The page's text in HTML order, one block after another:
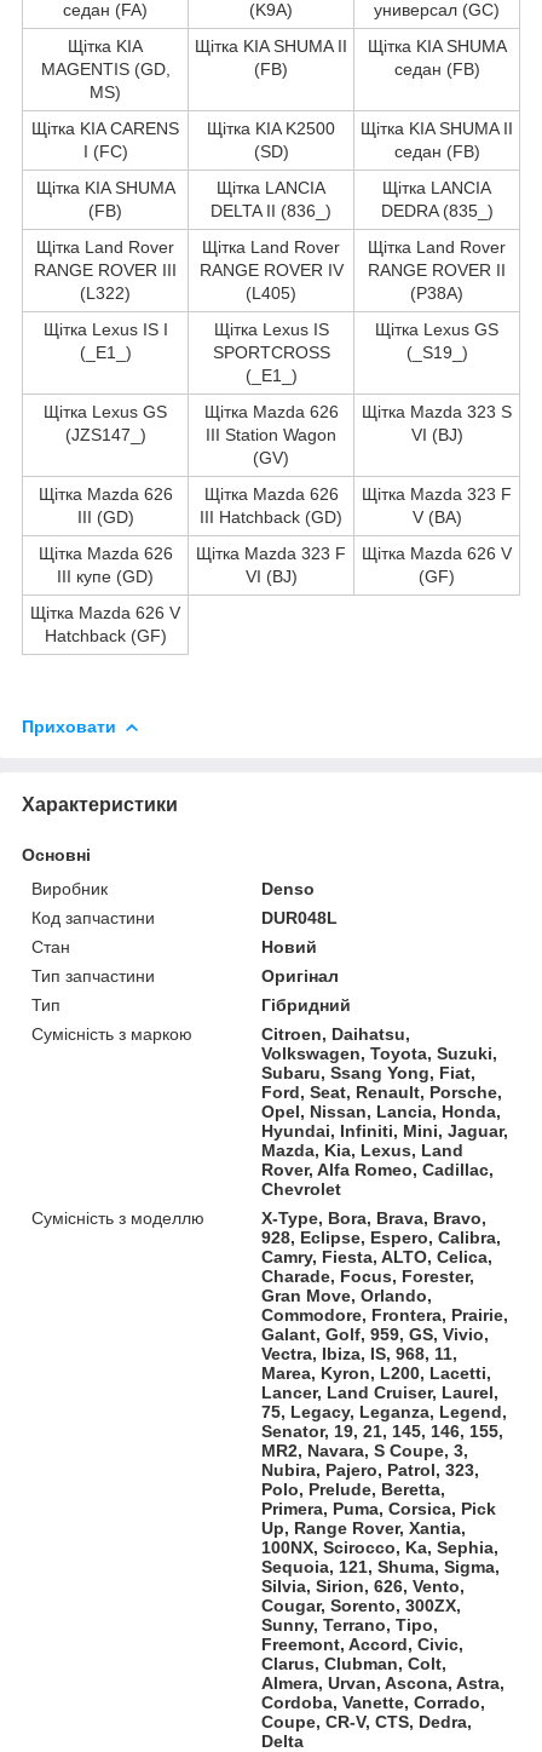
седан (FA) (K9A)
универсал (GC)
Щітка KIA
MAGENTIS (GD,
MS)
Щітка KIA SHUMA II
(FB)
Щітка KIA SHUMA
седан (FB)
Щітка KIA CARENS
I (FC)
Щітка KIA K2500
(SD)
Щітка KIA SHUMA II
седан (FB)
Щітка KIA SHUMA
(FB)
Щітка LANCIA
DELTA II (836_)
Щітка LANCIA
DEDRA (835_)
Щітка Land Rover
RANGE ROVER III
(L322)
Щітка Land Rover
RANGE ROVER IV
(L405)
Щітка Land Rover
RANGE ROVER II
(P38A)
Щітка Lexus IS I
(_E1_)
Щітка Lexus IS
SPORTCROSS
(_E1_)
Щітка Lexus GS
(_S19_)
Щітка Lexus GS
(JZS147_)
Щітка Mazda 626
III Station Wagon
(GV)
Щітка Mazda 323 S
VI (BJ)
Щітка Mazda 626
III (GD)
Щітка Mazda 626
III Hatchback (GD)
Щітка Mazda 323 F
V (BA)
Щітка Mazda 626
III купе (GD)
Щітка Mazda 323 F
VI (BJ)
Щітка Mazda 626 V
(GF)
Щітка Mazda 626 V
Hatchback (GF)
Приховати
Характеристики
Основні
Виробник
Denso
Код запчастини
DUR048L
Стан
Новий
Тип запчастини
Оригінал
Тип
Гібридний
Сумісність з маркою
Citroen, Daihatsu,
Volkswagen, Toyota, Suzuki,
Subaru, Ssang Yong, Fiat,
Ford, Seat, Renault, Porsche,
Opel, Nissan, Lancia, Honda,
Hyundai, Infiniti, Mini, Jaguar,
Mazda, Kia, Lexus, Land
Rover, Alfa Romeo, Cadillac,
Chevrolet
Сумісність з моделлю
X-Type, Bora, Brava, Bravo,
928, Eclipse, Espero, Calibra,
Camry, Fiesta, ALTO, Celica,
Charade, Focus, Forester,
Gran Move, Orlando,
Commodore, Frontera, Prairie,
Galant, Golf, 959, GS, Vivio,
Vectra, Ibiza, IS, 968, 11,
Marea, Kyron, L200, Lacetti,
Lancer, Land Cruiser, Laurel,
75, Legacy, Leganza, Legend,
Senator, 19, 21, 145, 146, 155,
MR2, Navara, S Coupe, 3,
Nubira, Pajero, Patrol, 323,
Polo, Prelude, Beretta,
Primera, Puma, Corsica, Pick
Up, Range Rover, Xantia,
100NX, Scirocco, Ka, Sephia,
Sequoia, 121, Shuma, Sigma,
Silvia, Sirion, 626, Vento,
Cougar, Sorento, 300ZX,
Sunny, Terrano, Tipo,
Freemont, Accord, Civic,
Clarus, Clubman, Colt,
Almera, Urvan, Ascona, Astra,
Cordoba, Vanette, Corrado,
Coupe, CR-V, CTS, Dedra,
Delta